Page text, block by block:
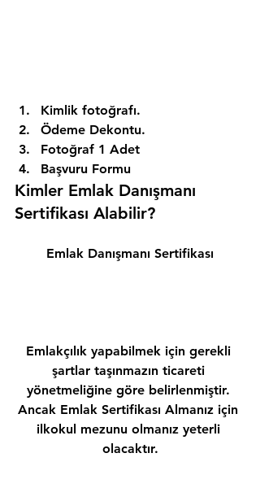
Kimlik fotoğrafı.
Ödeme Dekontu.
Fotoğraf 1 Adet
Başvuru Formu
Kimler Emlak Danışmanı
Sertifikası Alabilir?
Emlak Danışmanı Sertifikası
Emlakçılık yapabilmek için gerekli
şartlar taşınmazın ticareti
yönetmeliğine göre belirlenmiştir.
Ancak Emlak Sertifikası Almanız için
ilkokul mezunu olmanız yeterli
olacaktır.